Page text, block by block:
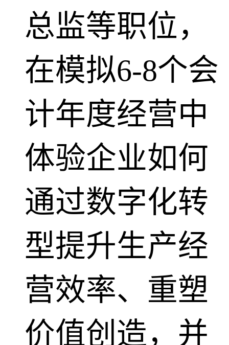
总监等职位，
在模拟6-8个会
计年度经营中
体验企业如何
通过数字化转
型提升生产经
营效率、重塑
价值创造，并